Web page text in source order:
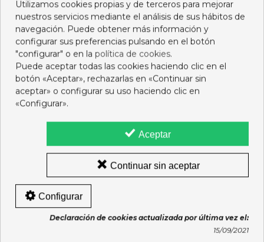
PRODUCTO TAMBIÉN HAN COMPRADO:
NUTRIBEN VERDURITAS
LENGUADO 235G
1,49 €
KLORANE CHAMPU
Añadir al carro
Utilizamos cookies propias y de terceros para mejorar
nuestros servicios mediante el análisis de sus hábitos de
navegación. Puede obtener más información y
configurar sus preferencias pulsando en el botón
"configurar" o en la política de cookies.
Puede aceptar todas las cookies haciendo clic en el
botón «Aceptar», rechazarlas en «Continuar sin
aceptar» o configurar su uso haciendo clic en
«Configurar».
Aceptar
Continuar sin aceptar
Configurar
Declaración de cookies actualizada por última vez el:
15/09/2021